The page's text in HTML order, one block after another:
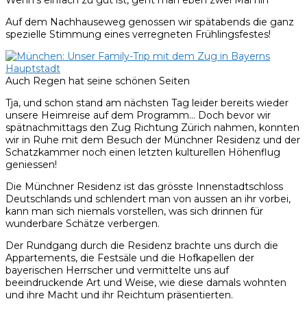
Auf dem Nachhauseweg genossen wir spätabends die ganz
spezielle Stimmung eines verregneten Frühlingsfestes!
Auch Regen hat seine schönen Seiten
Tja, und schon stand am nächsten Tag leider bereits wieder
unsere Heimreise auf dem Programm… Doch bevor wir
spätnachmittags den Zug Richtung Zürich nahmen, konnten
wir in Ruhe mit dem Besuch der Münchner Residenz und der
Schatzkammer noch einen letzten kulturellen Höhenflug
geniessen!
Die Münchner Residenz ist das grösste Innenstadtschloss
Deutschlands und schlendert man von aussen an ihr vorbei,
kann man sich niemals vorstellen, was sich drinnen für
wunderbare Schätze verbergen.
Der Rundgang durch die Residenz brachte uns durch die
Appartements, die Festsäle und die Hofkapellen der
bayerischen Herrscher und vermittelte uns auf
beeindruckende Art und Weise, wie diese damals wohnten
und ihre Macht und ihr Reichtum präsentierten.